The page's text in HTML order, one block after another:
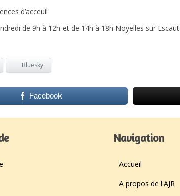
d’acceuil
de 9h à 12h et de 14h à 18h Noyelles sur Escaut
Bluesky
Facebook
Navigation
Accueil
A propos de l'AJR